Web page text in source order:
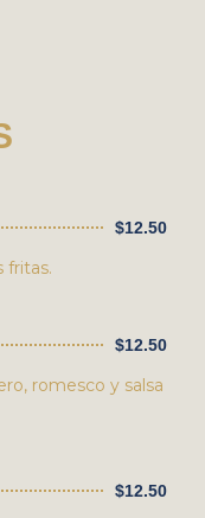
$12.50
fritas.
$12.50
romesco y salsa
$12.50